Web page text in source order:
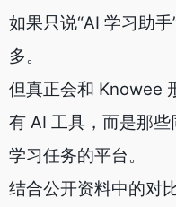
如果只说“AI 学习助
多。
但真正会和 Knowee
有 AI 工具，而是那
学习任务的平台。
结合公开资料中的对